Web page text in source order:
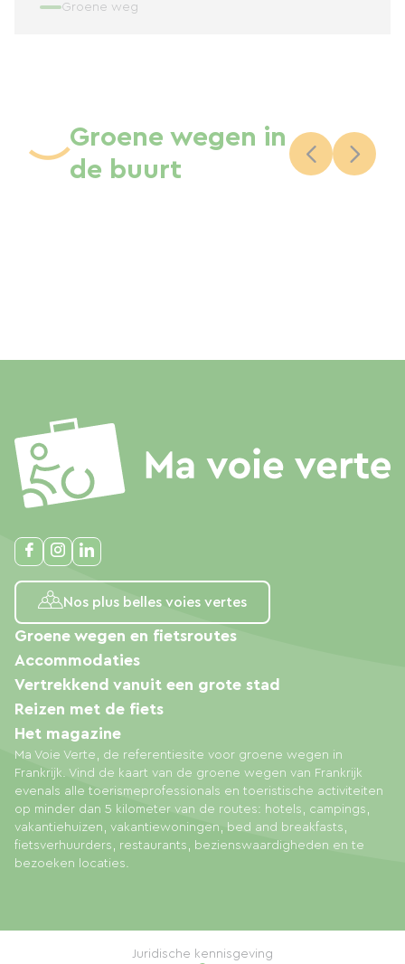
Groene weg
Groene wegen in
de buurt
Nos plus belles voies vertes
Ma Voie Verte, de referentiesite voor groene wegen in
Frankrijk. Vind de kaart van de groene wegen van Frankrijk
evenals alle toerismeprofessionals en toeristische activiteiten
op minder dan 5 kilometer van de routes: hotels, campings,
vakantiehuizen, vakantiewoningen, bed and breakfasts,
fietsverhuurders, restaurants, bezienswaardigheden en te
bezoeken locaties.
Groene wegen en fietsroutes
Accommodaties
Vertrekkend vanuit een grote stad
Reizen met de fiets
Het magazine
Juridische kennisgeving